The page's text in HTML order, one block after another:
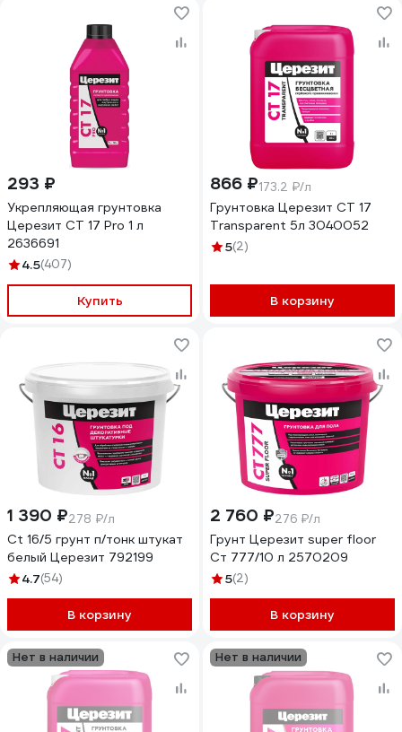
293 ₽
Укрепляющая грунтовка
Церезит CT 17 Pro 1 л
2636691
4.5(407)
Купить
866 ₽173.2 ₽/л
Грунтовка Церезит CT 17
Transparent 5л 3040052
5(2)
В корзину
1 390 ₽278 ₽/л
Ct 16/5 грунт п/тонк штукат
белый Церезит 792199
4.7(54)
В корзину
2 760 ₽276 ₽/л
Грунт Церезит super floor
Ст 777/10 л 2570209
5(2)
В корзину
Нет в наличии Нет в наличии